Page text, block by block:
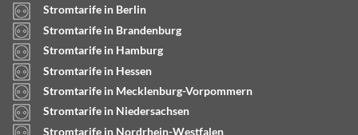
Stromtarife in Berlin
Stromtarife in Brandenburg
Stromtarife in Hamburg
Stromtarife in Hessen
Stromtarife in Mecklenburg-Vorpommern
Stromtarife in Niedersachsen
Stromtarife in Nordrhein-Westfalen